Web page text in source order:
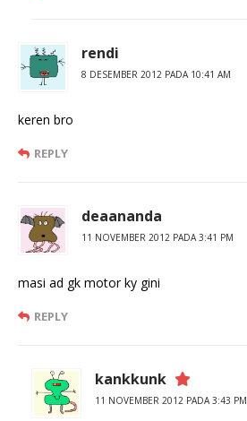
rendi
8 DESEMBER 2012 PADA 10:41 AM
keren bro
REPLY
deaananda
11 NOVEMBER 2012 PADA 3:41 PM
masi ad gk motor ky gini
REPLY
kankkunk
11 NOVEMBER 2012 PADA 3:43 PM